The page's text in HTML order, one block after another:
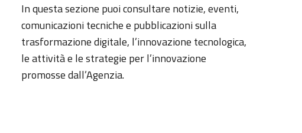
In questa sezione puoi consultare notizie, eventi,
comunicazioni tecniche e pubblicazioni sulla
trasformazione digitale, l’innovazione tecnologica,
le attività e le strategie per l’innovazione
promosse dall’Agenzia.